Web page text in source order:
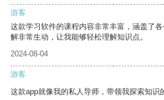
游客
这款学习软件的课程内容非常丰富，涵盖了
解非常生动，让我能够轻松理解知识点。
2024-08-04
游客
这款app就像我的私人导师，带领我探索知识